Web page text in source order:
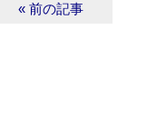
« 前の記事